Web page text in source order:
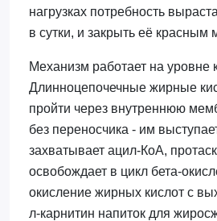
нагрузках потребность
в сутки, и закрыть её красным
Механизм работает на уровне
Длинноцепочечные жирные
пройти через внутреннюю
без переносчика - им
захватывает ацил-КоА,
освобождает в цикл бета-
окисление жирных кислот с
л-карнитин напиток для